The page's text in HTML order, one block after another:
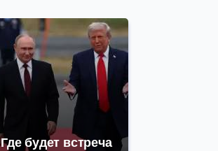
Где будет встреча